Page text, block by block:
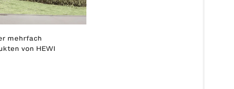
mehrfach
von HEWI